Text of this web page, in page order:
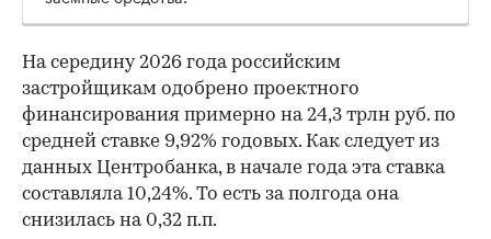
На середину 2026 года российским
застройщикам одобрено проектного
финансирования примерно на 24,3 трлн руб. по
средней ставке 9,92% годовых. Как следует из
данных Центробанка, в начале года эта ставка
составляла 10,24%. То есть за полгода она
снизилась на 0,32 п.п.